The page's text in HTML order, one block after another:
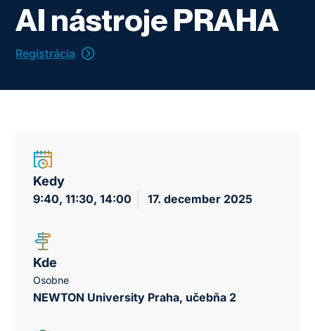
AI nástroje PRAHA
Registrácia
Kedy
9:40, 11:30, 14:00 17. december 2025
Kde
Osobne
NEWTON University Praha, učebňa 2